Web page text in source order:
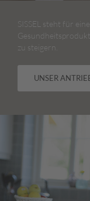
SISSEL steht für
zu steigern.
UNSER